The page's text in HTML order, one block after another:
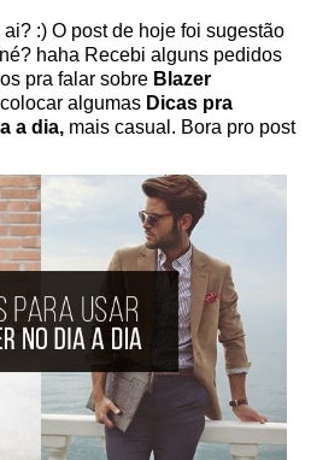
:) O post de hoje foi sugestão
haha Recebi alguns pedidos
pra falar sobre Blazer
algumas Dicas pra
a dia, mais casual. Bora pro post